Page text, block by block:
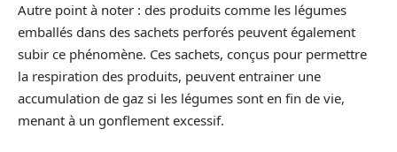
Autre point à noter : des produits comme les légumes
emballés dans des sachets perforés peuvent également
subir ce phénomène. Ces sachets, conçus pour permettre
la respiration des produits, peuvent entrainer une
accumulation de gaz si les légumes sont en fin de vie,
menant à un gonflement excessif.